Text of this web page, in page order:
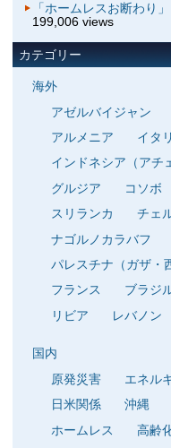
「ホームレスお断わり
199,006 views
カテゴリー
海外
アゼルバイジャン
アルメニア
イタ
インドネシア（アチ
グルジア
コソボ
スリランカ
チェ
ナゴルノカラバフ
パレスチナ（ガザ・
フランス
ブラジ
リビア
レバノン
国内
原発災害
エネル
日米関係
沖縄
ホームレス
高齢